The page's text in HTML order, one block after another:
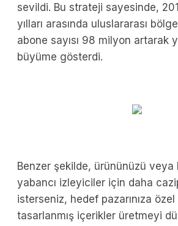
sevildi. Bu strateji sayesinde,
yılları arasında uluslararası
abone sayısı 98 milyon artarak
büyüme gösterdi.
Benzer şekilde, ürününüzü veya
yabancı izleyiciler için daha
isterseniz, hedef pazarınıza
tasarlanmış içerikler üretmeyi